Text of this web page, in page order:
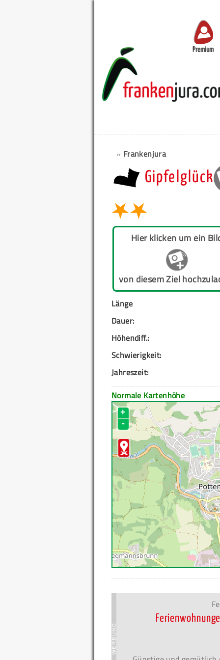
Premium
» Frankenjura
Gipfelglück
Hier klicken um ein
von diesem Ziel
Länge
Dauer:
Höhendiff.:
Schwierigkeit:
Jahreszeit:
Normale Kartenhöhe
+
-